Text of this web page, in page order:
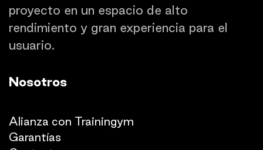
proyecto en un espacio de alto
rendimiento y gran experiencia para el
usuario.
Nosotros
Alianza con Trainingym
Garantías